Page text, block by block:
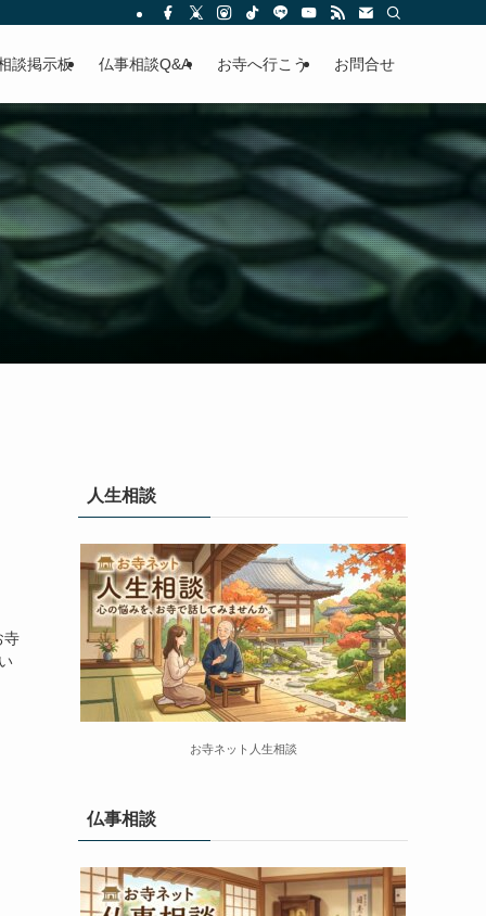
談掲示板 仏事相談Q&A お寺へ行こう お問合せ
寺
人生相談
お寺ネット人生相談
仏事相談